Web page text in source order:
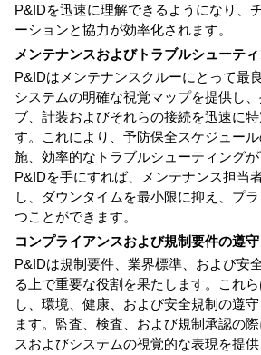
P&IDを迅速に理解できるようになり、
ーションと協力が効率化されます。
メンテナンスおよびトラブルシューテ
P&IDはメンテナンスクルーにとって最
システムの明確な視覚マップを提供し
ブ、計装およびそれらの接続を迅速に
す。これにより、予防保全スケジュー
施、効率的なトラブルシューティングが
P&IDを手にすれば、メンテナンス担当
し、ダウンタイムを最小限に抑え、プ
つことができます。
コンプライアンスおよび規制要件の遵守
P&IDは規制要件、業界標準、および安
る上で重要な役割を果たします。これ
し、環境、健康、および安全規制の遵
ます。監査、検査、および規制承認の
スおよびシステムの視覚的な表現を提